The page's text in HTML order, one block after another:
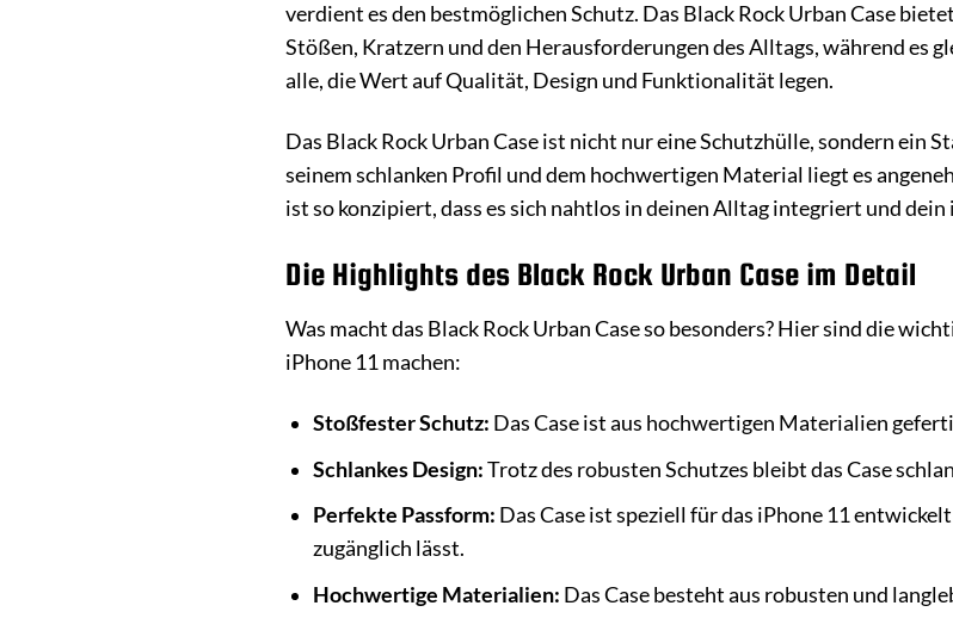
verdient es den bestmöglichen Schutz. Das Black Rock Urban Case
Stößen, Kratzern und den Herausforderungen des Alltags, während es
alle, die Wert auf Qualität, Design und Funktionalität legen.
Das Black Rock Urban Case ist nicht nur eine Schutzhülle, sondern ein
seinem schlanken Profil und dem hochwertigen Material liegt es
ist so konzipiert, dass es sich nahtlos in deinen Alltag integriert und
Die Highlights des Black Rock Urban Case im Detail
Was macht das Black Rock Urban Case so besonders? Hier sind die
iPhone 11 machen:
Stoßfester Schutz: Das Case ist aus hochwertigen Materialien
Schlankes Design:Trotz des robusten Schutzes bleibt das Case
Perfekte Passform: Das Case ist speziell für das iPhone 11
zugänglich lässt.
Hochwertige Materialien: Das Case besteht aus robusten und